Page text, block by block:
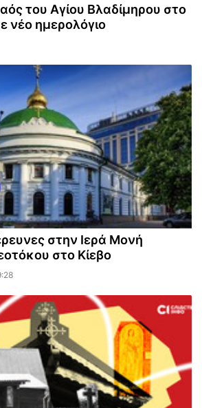
του Αγίου Βλαδίμηρου στο
νέο ημερολόγιο
στην Ιερά Μονή
στο Κίεβο